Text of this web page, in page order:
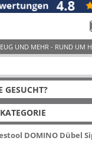
DOMINO Dübel